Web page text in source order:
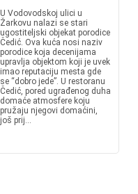
U Vodovodskoj ulici u
Žarkovu nalazi se stari
ugostiteljski objekat porodice
Čedić. Ova kuća nosi naziv
porodice koja decenijama
upravlja objektom koji je uvek
imao reputaciju mesta gde
se “dobro jede”. U restoranu
Čedić, pored ugrađenog duha
domaće atmosfere koju
pružaju njegovi domaćini,
još prij...